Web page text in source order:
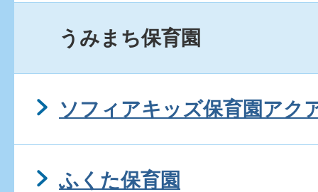
うみまち保育園
ソフィアキッズ保育園アク
ふくた保育園